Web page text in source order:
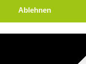
Ablehnen